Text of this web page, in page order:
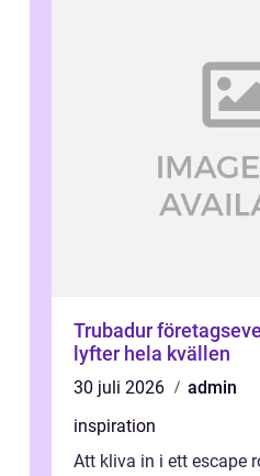
Trubadur företagsevent livemusik
lyfter hela kvällen
30 juli 2026
admin
inspiration
Att kliva in i ett escape